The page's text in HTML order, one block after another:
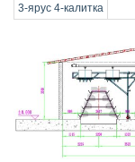
3-ярус 4-калитка